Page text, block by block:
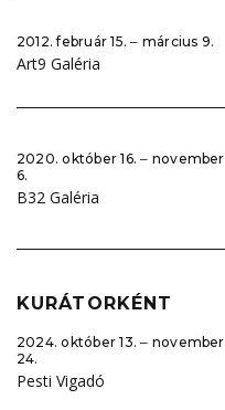
2012. február 15. ‒ március 9.
Art9 Galéria
2020. október 16. ‒ november
6.
B32 Galéria
KURÁTORKÉNT
2024. október 13. ‒ november
24.
Pesti Vigadó